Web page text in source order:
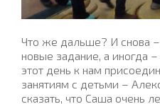
Что же дальше? И снова
новые задание, а иногда
этот день к нам
занятиям с детьми –
сказать, что Саша очень